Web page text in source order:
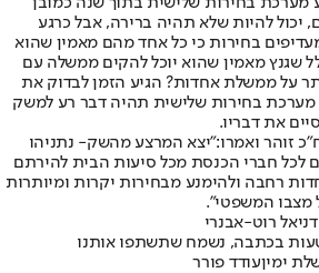
יכול להיות שלא תהיה ברירה, אבל כרגע
בחירות כי כל אחד מהם מאמין שהוא
שגנץ מאמין שהוא יוכל להקים ממשלה עם
על ממשלת אחדות? הגיע הזמן לבדוק את
מערכת בחירות שלישית תהיה דבר רע למשק
את דבריו.
זוהר ואמרו:"יצא המרצע מהשק- נתניהו
לכל חברי הכנסת מכל סיעות הבית להירתם
רחבה ולהימנע מבחירות יקרות ומיותרות
מצבו המשפטי".
רוט-אבנרי
בכתבה, נשמח שתשתפו אותנו
ימיןעודד פורר